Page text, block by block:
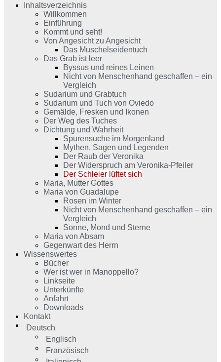
Inhaltsverzeichnis
Willkommen
Einführung
Kommt und seht!
Von Angesicht zu Angesicht
Das Muschelseidentuch
Das Grab ist leer
Byssus und reines Leinen
Nicht von Menschenhand geschaffen – ein
Vergleich
Sudarium und Grabtuch
Sudarium und Tuch von Oviedo
Gemälde, Fresken und Ikonen
Der Weg des Tuches
Dichtung und Wahrheit
Spurensuche im Morgenland
Mythen, Sagen und Legenden
Der Raub der Veronika
Der Widerspruch am Veronika-Pfeiler
Der Schleier lüftet sich
Maria, Mutter Gottes
Maria von Guadalupe
Rosen im Winter
Nicht von Menschenhand geschaffen – ein
Vergleich
Sonne, Mond und Sterne
Maria von Absam
Gegenwart des Herrn
Wissenswertes
Bücher
Wer ist wer in Manoppello?
Linkseite
Unterkünfte
Anfahrt
Downloads
Kontakt
Deutsch
Englisch
Französisch